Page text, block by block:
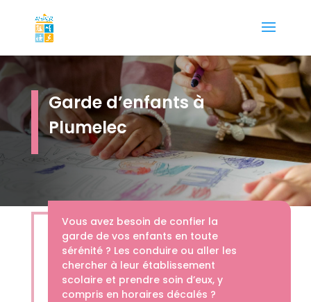
Garde d’enfants à
Plumelec
Vous avez besoin de confier la
garde de vos enfants en toute
sérénité ? Les conduire ou aller les
chercher à leur établissement
scolaire et prendre soin d’eux, y
compris en horaires décalés ?